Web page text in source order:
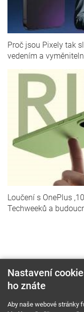
Proč jsou Pixely tak
vedením a
Loučení s OnePlus
Techweeků a
O nás
Nastavení
ho znáte
Aby naše webové stránky